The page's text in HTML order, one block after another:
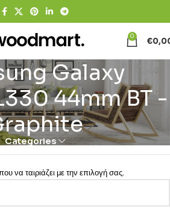
0 €
Galaxy
44mm BT -
Categories
να ταιριάζει με την επιλογή σας.